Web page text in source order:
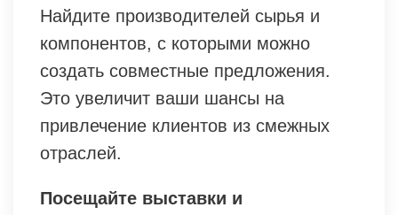
Найдите производителей сырья и
компонентов, с которыми можно
создать совместные предложения.
Это увеличит ваши шансы на
привлечение клиентов из смежных
отраслей.
Посещайте выставки и